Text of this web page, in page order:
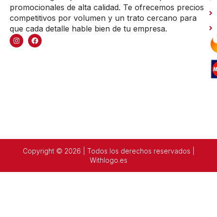
promocionales de alta calidad. Te ofrecemos precios
competitivos por volumen y un trato cercano para
que cada detalle hable bien de tu empresa.
Copyright © 2026 | Todos los derechos reservados |
Withlogo.es